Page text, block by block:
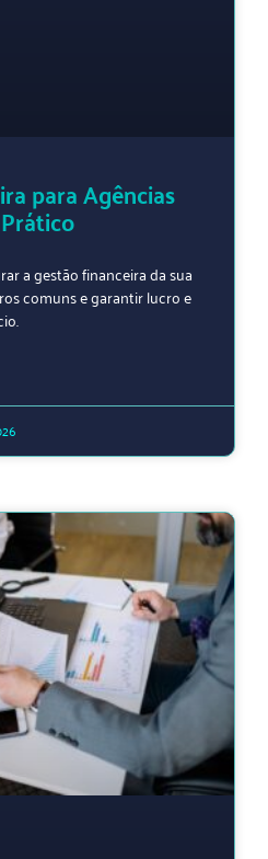
para Agências
a gestão financeira da sua
comuns e garantir lucro e